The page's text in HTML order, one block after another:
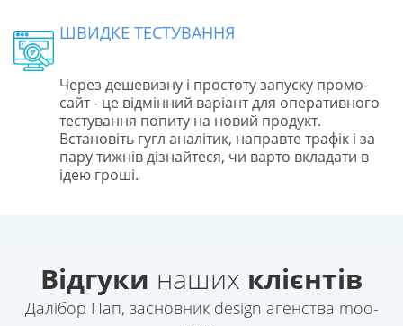
ШВИДКЕ ТЕСТУВАННЯ
Через дешевизну і простоту запуску промо-
сайт - це відмінний варіант для оперативного
тестування попиту на новий продукт.
Встановіть гугл аналітик, направте трафік і за
пару тижнів дізнайтеся, чи варто вкладати в
ідею гроші.
Відгуки наших клієнтів
Далібор Пап, засновник design агенства moo-